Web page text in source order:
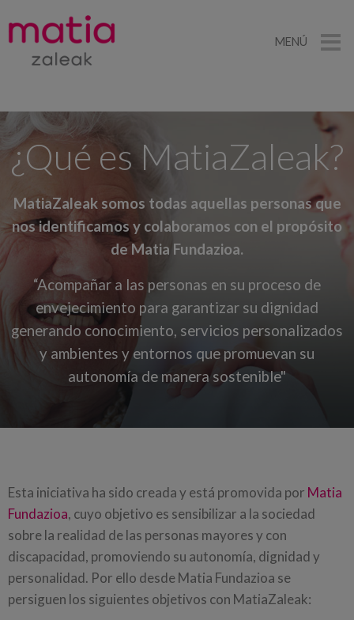
¿Qué es MatiaZaleak?
MatiaZaleak somos todas aquellas personas que
nos identificamos y colaboramos con el propósito
de Matia Fundazioa.
“Acompañar a las personas en su proceso de
envejecimiento para garantizar su dignidad
generando conocimiento, servicios personalizados
y ambientes y entornos que promuevan su
autonomía de manera sostenible"
Esta iniciativa ha sido creada y está promovida por Matia
Fundazioa, cuyo objetivo es sensibilizar a la sociedad
sobre la realidad de las personas mayores y con
discapacidad, promoviendo su autonomía, dignidad y
personalidad. Por ello desde Matia Fundazioa se
persiguen los siguientes objetivos con MatiaZaleak:
MENÚ